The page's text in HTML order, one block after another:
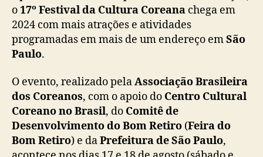
l
t
r
o
r
a
n
o17º Festival da Cultura Coreana chega em
2024 com mais atrações e atividades
programadas em mais de um endereço emSão
Paulo.
O evento, realizado pelaAssociação Brasileira
dos Coreanos, com o apoio do Centro Cultural
Coreano no Brasil, do Comitê de
Desenvolvimento do Bom Retiro (Feira do
Bom Retiro) e daPrefeitura de São Paulo,